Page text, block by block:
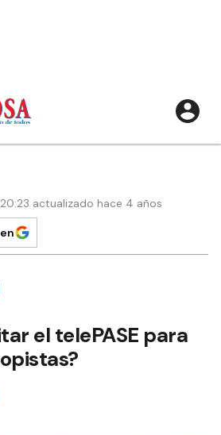
actualizado hace 4 años
el telePASE para